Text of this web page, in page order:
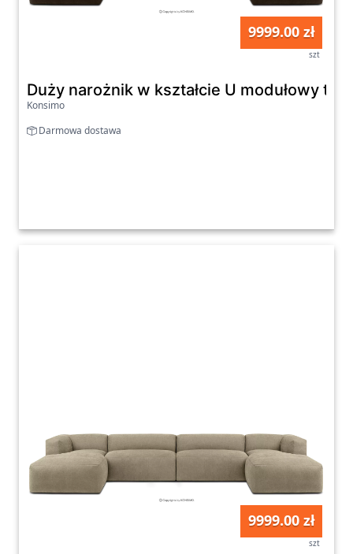
9999.00 zł
szt
Duży narożnik w kształcie U modułowy
Konsimo
Darmowa dostawa
9999.00 zł
szt